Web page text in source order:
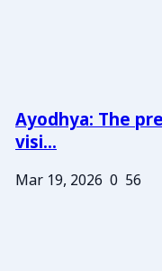
Ayodhya: The
visi...
Mar 19, 2026 0 56